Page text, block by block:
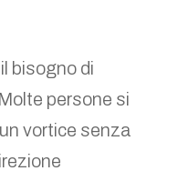
bisogno di
persone si
vortice senza